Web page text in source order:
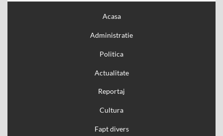
Acasa
Administratie
Politica
Actualitate
Reportaj
Cultura
Fapt divers